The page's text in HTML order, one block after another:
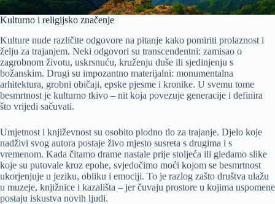
Kulturno i religijsko značenje
Kulture nude različite odgovore na pitanje kako pomiriti prolaznost i
želju za trajanjem. Neki odgovori su transcendentni: zamisao o
zagrobnom životu, uskrsnuću, kruženju duše ili sjedinjenju s
božanskim. Drugi su impozantno materijalni: monumentalna
arhitektura, grobni običaji, epske pjesme i kronike. U svemu tome
besmrtnost je kulturno tkivo – nit koja povezuje generacije i definira
što vrijedi sačuvati.
Umjetnost i književnost su osobito plodno tlo za trajanje. Djelo koje
nadživi svog autora postaje živo mjesto susreta s drugima i s
vremenom. Kada čitamo drame nastale prije stoljeća ili gledamo slike
koje su putovale kroz epohe, svjedočimo moći kojom se besmrtnost
ukorjenjuje u jeziku, obliku i emociji. To je razlog zašto društva ulažu
u muzeje, knjižnice i kazališta – jer čuvaju prostore u kojima uspomene
postaju iskustva novih ljudi.